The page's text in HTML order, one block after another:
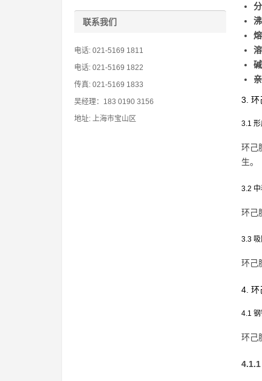
3. 环
3.1
环己
生。
3.2
环己
3.3 吸
环己
4. 环
4.1
环己
联系我们
电话: 021-5169 1811
电话: 021-5169 1822
传真: 021-5169 1833
吴经理：183 0190 3156
地址: 上海市宝山区